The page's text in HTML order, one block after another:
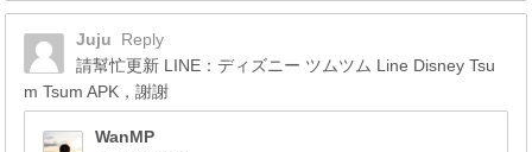
Juju
Reply
請幫忙更新 LINE：ディズニー ツムツム Line Disney Tsu
m Tsum APK，謝謝
WanMP